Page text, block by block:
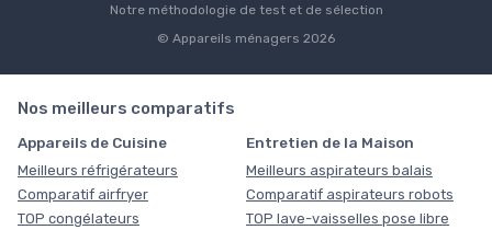
Notre méthodologie de test et de sélection
© Appareils ménagers 2026
Nos meilleurs comparatifs
Appareils de Cuisine
Meilleurs réfrigérateurs
Comparatif airfryer
TOP congélateurs
Entretien de la Maison
Meilleurs aspirateurs balais
Comparatif aspirateurs robots
TOP lave-vaisselles pose libre